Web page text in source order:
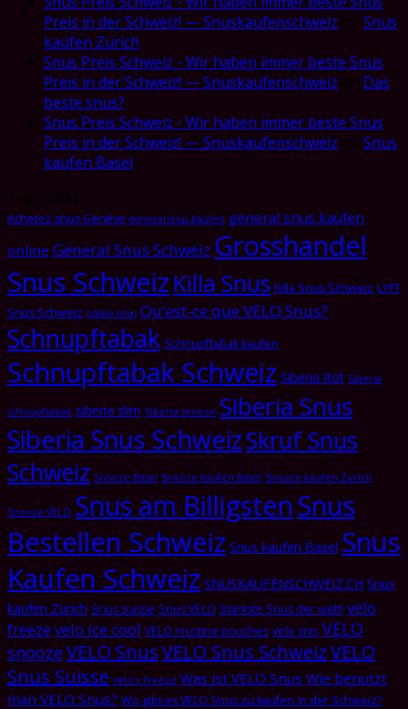
Preis in der Schweiz! — Snuskaufenschweiz
Snus
kaufen Zürich
Snus Preis Schweiz - Wir haben immer beste Snus
Preis in der Schweiz! — Snuskaufenschweiz
Das
beste snus?
Snus Preis Schweiz - Wir haben immer beste Snus
Preis in der Schweiz! — Snuskaufenschweiz
Snus
kaufen Basel
Achetez snus Genève general snus kaufen general snus kaufen
online General Snus Schweiz Grosshandel
Snus Schweiz Killa Snus Killa Snus Schweiz LYFT
Snus Schweiz pablo snus Qu'est-ce que VELO Snus?
Schnupftabak Schnupftabak kaufen
Schnupftabak Schweiz Siberia Rot Siberia
schnupftabak siberia slim Siberia snooze Siberia Snus
Siberia Snus SchweizSkruf Snus
Schweiz Snooze Basel Snooze kaufen Basel Snooze kaufen Zürich
Snooze VELO Snus am BilligstenSnus
Bestellen Schweiz Snus kaufen Basel Snus
Kaufen Schweiz SNUSKAUFENSCHWEIZ.CH Snus
kaufen Zürich Snus suisse Snus VELO Stärkste Snus der welt! velo
freeze velo ice cool VELO nicotine pouches velo snis VELO
snooze VELO SnusVELO Snus SchweizVELO
Snus Suisse velo x freeze Was ist VELO Snus Wie benutzt
man VELO Snus? Wo gibt es VELO Snus zu kaufen in der Schweiz?